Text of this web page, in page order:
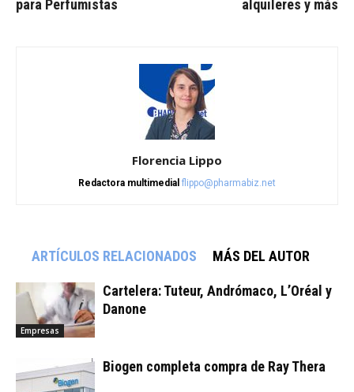
para Perfumistas alquileres y más
Florencia Lippo
Redactora multimedial flippo@pharmabiz.net
ARTÍCULOS RELACIONADOS MÁS DEL AUTOR
Empresas
Cartelera: Tuteur, Andrómaco, L’Oréal y
Danone
Biogen completa compra de Ray Thera